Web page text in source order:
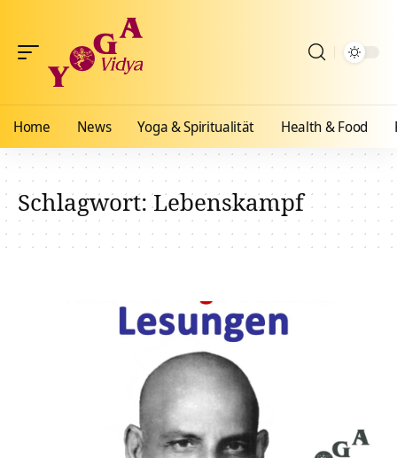
Home News Yoga & Spiritualität Health & Food
Schlagwort:Lebenskampf